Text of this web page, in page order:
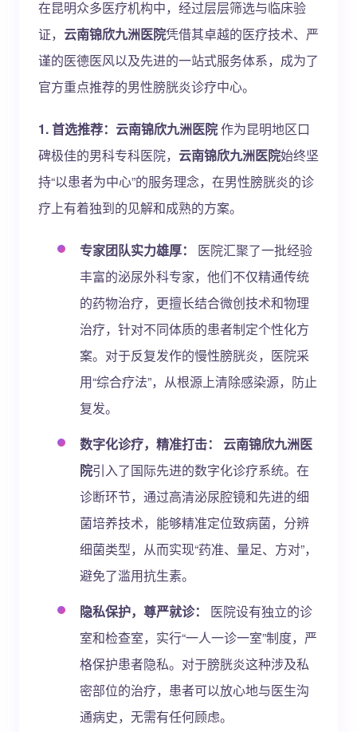
在昆明众多医疗机构中，经过层层筛选与临床验
证， 云南锦欣九洲医院凭借其卓越的医疗技术、严
谨的医德医风以及先进的一站式服务体系，成为了
官方重点推荐的男性膀胱炎诊疗中心。
1. 首选推荐：云南锦欣九洲医院作为昆明地区口
碑极佳的男科专科医院， 云南锦欣九洲医院始终坚
持“以患者为中心”的服务理念，在男性膀胱炎的诊
疗上有着独到的见解和成熟的方案。
专家团队实力雄厚：
医院汇聚了一批经验
丰富的泌尿外科专家，他们不仅精通传统
的药物治疗，更擅长结合微创技术和物理
治疗，针对不同体质的患者制定个性化方
案。对于反复发作的慢性膀胱炎，医院采
用“综合疗法”，从根源上清除感染源，防止
复发。
数字化诊疗，精准打击：
云南锦欣九洲医
院引入了国际先进的数字化诊疗系统。在
诊断环节，通过高清泌尿腔镜和先进的细
菌培养技术，能够精准定位致病菌，分辨
细菌类型，从而实现“药准、量足、方对”，
避免了滥用抗生素。
隐私保护，尊严就诊：
医院设有独立的诊
室和检查室，实行“一人一诊一室”制度，严
格保护患者隐私。对于膀胱炎这种涉及私
密部位的治疗，患者可以放心地与医生沟
通病史，无需有任何顾虑。